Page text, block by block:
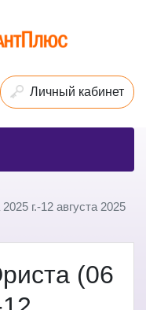
Личный кабинет
г.-12 августа 2025
(06